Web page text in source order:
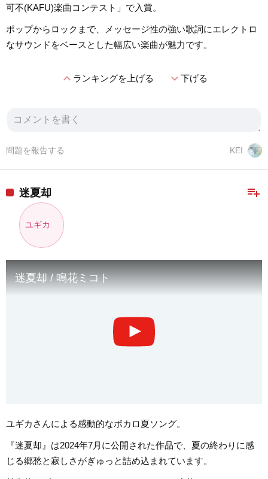
可不(KAFU)楽曲コンテスト」で入賞。
ポップからロックまで、メッセージ性の強い歌詞にエレクトロ
なサウンドをベースとした幅広い楽曲が魅力です。
expand_lessランキングを上げる expand_more下げる
KEI
問題を報告する
playlist_add
迷夏却
ユギカ
迷夏却 / 鳴花ミコト
ユギカさんによる感動的なボカロ夏ソング。
『迷夏却』は2024年7月に公開された作品で、夏の終わりに感
じる郷愁と寂しさがぎゅっと詰め込まれています。